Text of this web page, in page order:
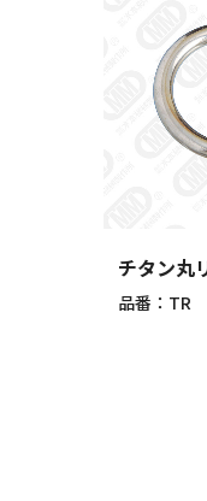
チタン丸
品番：TR